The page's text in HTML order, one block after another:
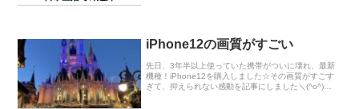
iPhone12の画質がすごい
先日、3年半以上使っていた携帯がついに壊れ、最新
機種！iPhone12を購入しました☆その画質がすごす
ぎて、抑えられない感動を記事にしました＼(^o^)／